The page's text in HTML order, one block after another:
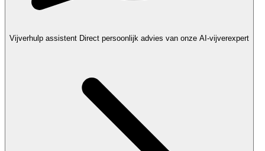
Vijverhulp assistent Direct persoonlijk advies van onze AI-vijverexpert